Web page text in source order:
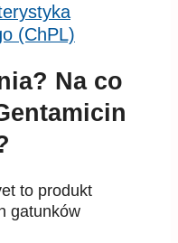
(ChPL)
Na co
to produkt
gatunków